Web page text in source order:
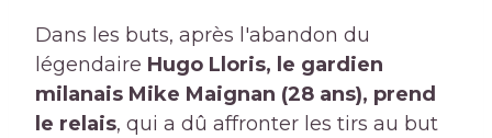
Dans les buts, après l'abandon du
légendaire Hugo Lloris, le gardien
milanais Mike Maignan (28 ans), prend
le relais, qui a dû affronter les tirs au but